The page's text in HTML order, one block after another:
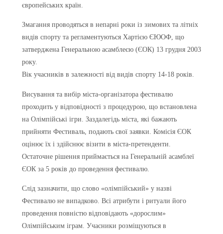
європейських країн.
Змагання проводяться в непарні роки із зимових та літніх
видів спорту та регламентуються Хартією ЄЮОФ, що
затверджена Генеральною асамблеєю (ЄОК) 13 грудня 2003
року.
Вік учасників в залежності від видів спорту 14-18 років.
Висування та вибір міста-організатора фестивалю
проходить у відповідності з процедурою, що встановлена
на Олімпійські ігри. Заздалегідь міста, які бажають
прийняти Фестиваль, подають свої заявки. Комісія ЄОК
оцінює їх і здійснює візити в міста-претенденти.
Остаточне рішення приймається на Генеральній асамблеї
ЄОК за 5 років до проведення фестивалю.
Слід зазначити, що слово «олімпійський» у назві
Фестивалю не випадково. Всі атрибути і ритуали його
проведення повністю відповідають «дорослим»
Олімпійським іграм. Учасники розміщуються в